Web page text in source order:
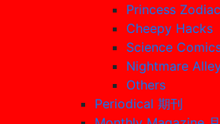
Princess
Cheepy Hacks
Science
Nightmare
Others
Periodical 期刊